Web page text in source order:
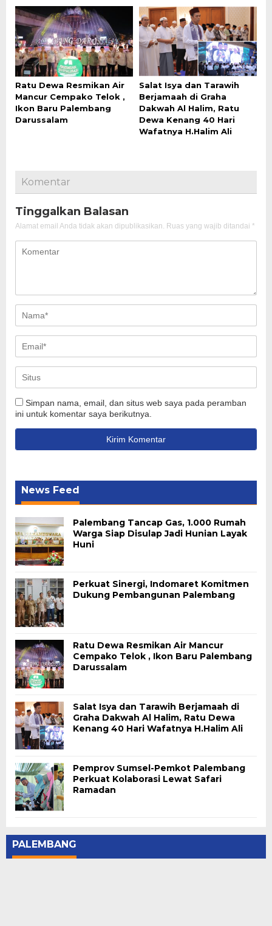
Ratu Dewa Resmikan Air
Mancur Cempako Telok ,
Ikon Baru Palembang
Darussalam
Salat Isya dan Tarawih
Berjamaah di Graha
Dakwah Al Halim, Ratu
Dewa Kenang 40 Hari
Wafatnya H.Halim Ali
Komentar
Tinggalkan Balasan
Alamat email Anda tidak akan dipublikasikan. Ruas yang wajib ditandai *
Simpan nama, email, dan situs web saya pada peramban
ini untuk komentar saya berikutnya.
News Feed
Palembang Tancap Gas, 1.000 Rumah
Warga Siap Disulap Jadi Hunian Layak
Huni
Perkuat Sinergi, Indomaret Komitmen
Dukung Pembangunan Palembang
Ratu Dewa Resmikan Air Mancur
Cempako Telok , Ikon Baru Palembang
Darussalam
Salat Isya dan Tarawih Berjamaah di
Graha Dakwah Al Halim, Ratu Dewa
Kenang 40 Hari Wafatnya H.Halim Ali
Pemprov Sumsel-Pemkot Palembang
Perkuat Kolaborasi Lewat Safari
Ramadan
PALEMBANG